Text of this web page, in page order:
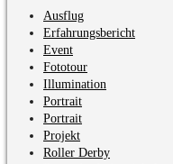
Ausflug
Erfahrungsbericht
Event
Fototour
Illumination
Portrait
Portrait
Projekt
Roller Derby